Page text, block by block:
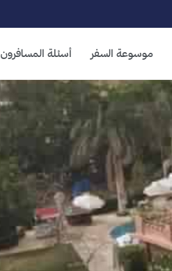
موسوعة السفر أسئلة المسافرون